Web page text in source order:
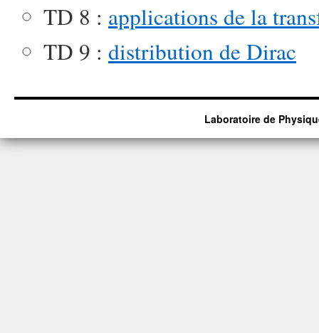
TD 8 : applications de la
TD 9 : distribution de Dirac
Laboratoire de